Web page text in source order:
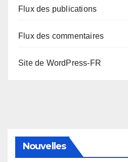
Flux des publications
Flux des commentaires
Site de WordPress-FR
Nouvelles